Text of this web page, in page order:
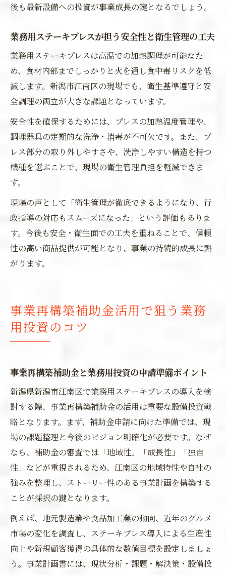
後も最新設備への投資が事業成長の鍵となるでしょう。
業務用ステーキプレスが担う安全性と衛生管理の工夫
業務用ステーキプレスは高温での加熱調理が可能なた
め、食材内部までしっかりと火を通し食中毒リスクを低
減します。新潟市江南区の現場でも、衛生基準遵守と安
全調理の両立が大きな課題となっています。
安全性を確保するためには、プレスの加熱温度管理や、
調理器具の定期的な洗浄・消毒が不可欠です。また、プ
レス部分の取り外しやすさや、洗浄しやすい構造を持つ
機種を選ぶことで、現場の衛生管理負担を軽減できま
す。
現場の声として「衛生管理が徹底できるようになり、行
政指導の対応もスムーズになった」という評価もありま
す。今後も安全・衛生面での工夫を重ねることで、信頼
性の高い商品提供が可能となり、事業の持続的成長に繋
がります。
事業再構築補助金活用で狙う業務
用投資のコツ
事業再構築補助金と業務用投資の申請準備ポイント
新潟県新潟市江南区で業務用ステーキプレスの導入を検
討する際、事業再構築補助金の活用は重要な設備投資戦
略となります。まず、補助金申請に向けた準備では、現
場の課題整理と今後のビジョン明確化が必要です。なぜ
なら、補助金の審査では「地域性」「成長性」「独自
性」などが重視されるため、江南区の地域特性や自社の
強みを整理し、ストーリー性のある事業計画を構築する
ことが採択の鍵となります。
例えば、地元製造業や食品加工業の動向、近年のグルメ
市場の変化を調査し、ステーキプレス導入による生産性
向上や新規顧客獲得の具体的な数値目標を設定しましょ
う。事業計画書には、現状分析・課題・解決策・設備投